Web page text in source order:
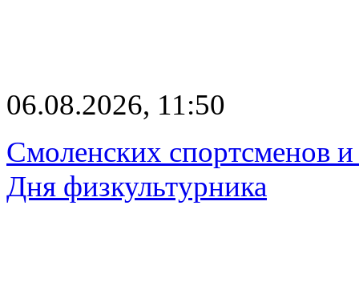
06.08.2026, 11:50
Смоленских спортсменов
Дня физкультурника